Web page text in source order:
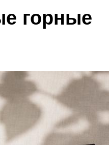
горные